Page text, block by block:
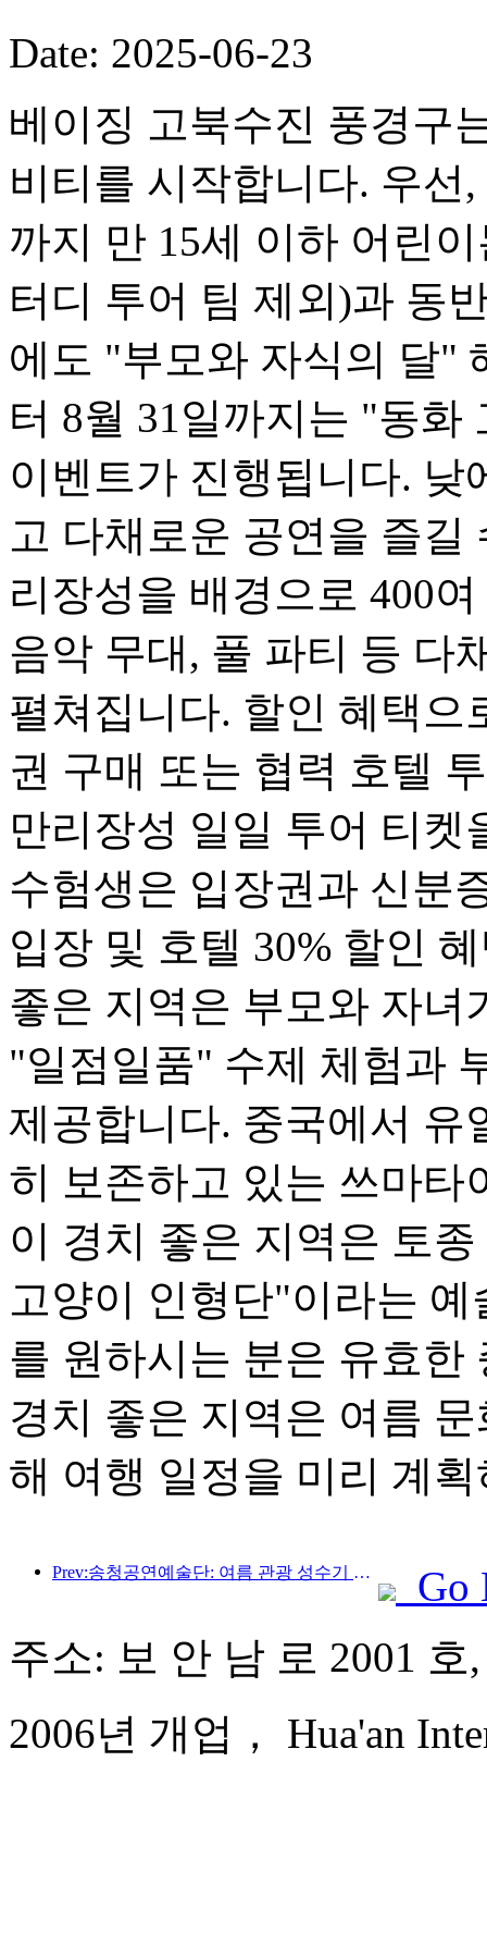
Date: 2025-06-23
베이징 고북수진 풍경구
비티를 시작합니다. 우선
까지 만 15세 이하 어린
터디 투어 팀 제외)과 동
에도 "부모와 자식의 달"
터 8월 31일까지는 "동
이벤트가 진행됩니다.
고 다채로운 공연을 즐
리장성을 배경으로 400
음악 무대, 풀 파티 등 다
펼쳐집니다. 할인 혜택으
권 구매 또는 협력 호텔
만리장성 일일 투어 티켓
수험생은 입장권과 신분
입장 및 호텔 30% 할인
좋은 지역은 부모와 자녀
"일점일품" 수제 체험과
제공합니다. 중국에서 유
히 보존하고 있는 쓰마타
이 경치 좋은 지역은 토
고양이 인형단"이라는
를 원하시는 분은 유효한
경치 좋은 지역은 여름
해 여행 일정을 미리 계
Prev:송청공연예술단: 여름 관광 성수기 시장 및 이벤트 콘텐츠 준비
Go
주소: 보 안 남 로 2001 호
2006년 개업， Hua'an